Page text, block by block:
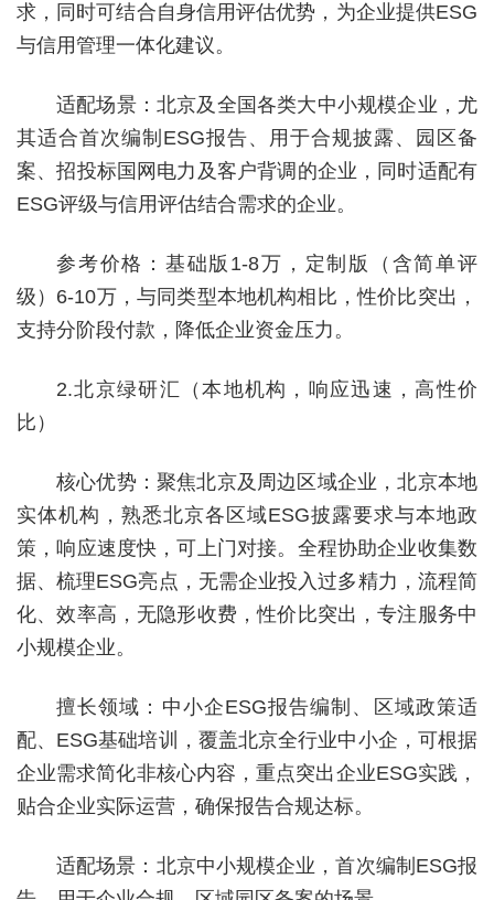
求，同时可结合自身信用评估优势，为企业提供ESG
与信用管理一体化建议。
适配场景：北京及全国各类大中小规模企业，尤
其适合首次编制ESG报告、用于合规披露、园区备
案、招投标国网电力及客户背调的企业，同时适配有
ESG评级与信用评估结合需求的企业。
参考价格：基础版1-8万，定制版（含简单评
级）6-10万，与同类型本地机构相比，性价比突出，
支持分阶段付款，降低企业资金压力。
2.北京绿研汇（本地机构，响应迅速，高性价
比）
核心优势：聚焦北京及周边区域企业，北京本地
实体机构，熟悉北京各区域ESG披露要求与本地政
策，响应速度快，可上门对接。全程协助企业收集数
据、梳理ESG亮点，无需企业投入过多精力，流程简
化、效率高，无隐形收费，性价比突出，专注服务中
小规模企业。
擅长领域：中小企ESG报告编制、区域政策适
配、ESG基础培训，覆盖北京全行业中小企，可根据
企业需求简化非核心内容，重点突出企业ESG实践，
贴合企业实际运营，确保报告合规达标。
适配场景：北京中小规模企业，首次编制ESG报